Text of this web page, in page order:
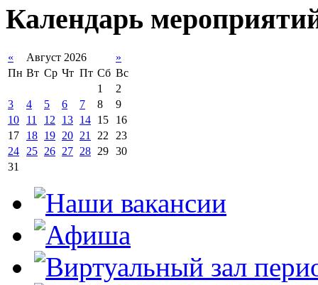
Календарь
« Август 2026
»
Пн Вт Ср Чт Пт Сб Вс
1
2
3
4 5 6 7 8
9
10
11 12 13 14 15
16
17
18 19 20 21 22
23
24
25 26 27 28 29 30
31